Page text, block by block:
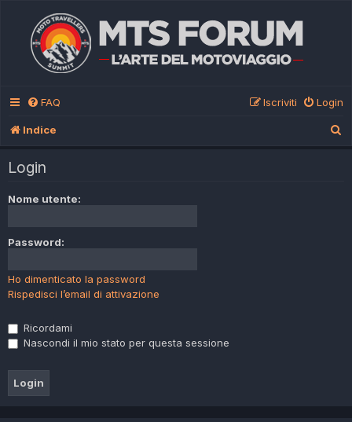
FAQ Login
Iscriviti
Indice
Login
Nome utente:
Password:
Ho dimenticato la password
Rispedisci l’email di attivazione
Ricordami
Nascondi il mio stato per questa sessione